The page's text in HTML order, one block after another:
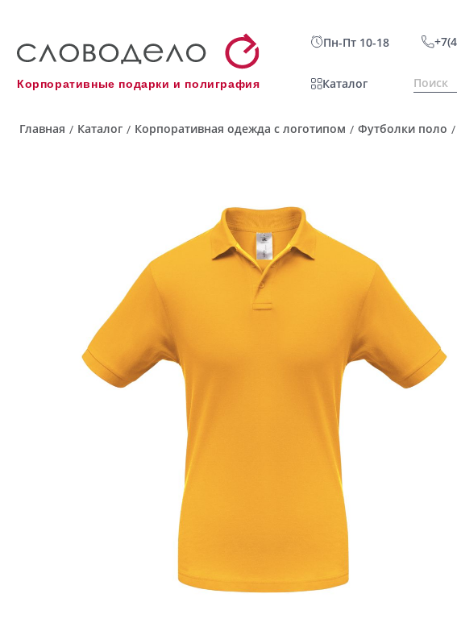
Корпоративные подарки и полиграфия
Пн-Пт 10-18
Каталог
Главная / Каталог / Корпоративная одежда с логотипом / Футболки поло /